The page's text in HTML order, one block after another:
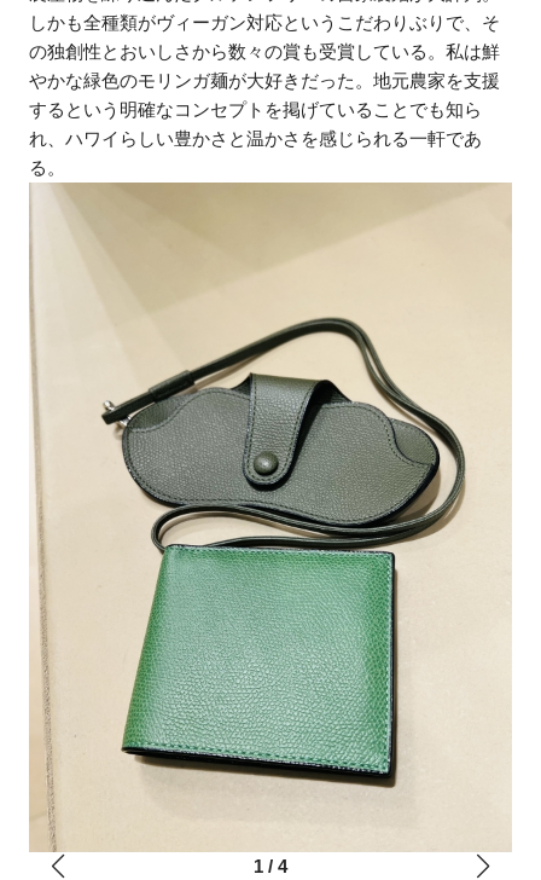
しかも全種類がヴィーガン対応というこだわりぶりで、そ
の独創性とおいしさから数々の賞も受賞している。私は鮮
やかな緑色のモリンガ麺が大好きだった。地元農家を支援
するという明確なコンセプトを掲げていることでも知ら
れ、ハワイらしい豊かさと温かさを感じられる一軒であ
る。
1/ 4